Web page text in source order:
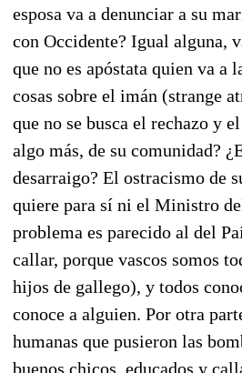
esposa va a denunciar a su
con Occidente? Igual alguna,
que no es apóstata quien va a
cosas sobre el imán (strange
que no se busca el rechazo y
algo más, de su comunidad?
desarraigo? El ostracismo de
quiere para sí ni el Ministro
problema es parecido al del
callar, porque vascos somos
hijos de gallego), y todos
conoce a alguien. Por otra
humanas que pusieron las
buenos chicos, educados y